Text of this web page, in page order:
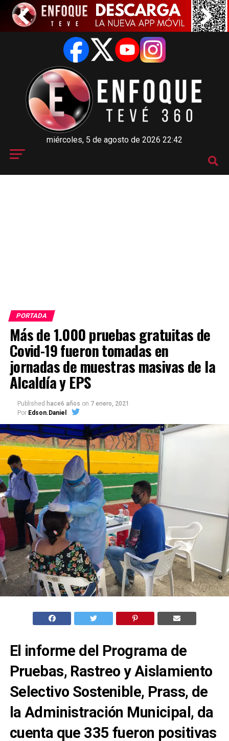
miércoles, 5 de agosto de 2026 22:42
PORTADA
Más de 1.000 pruebas gratuitas de
Covid-19 fueron tomadas en
jornadas de muestras masivas de la
Alcaldía y EPS
Published hace6 años on 7 enero, 2021
Por Edson.Daniel
El informe del Programa de
Pruebas, Rastreo y Aislamiento
Selectivo Sostenible, Prass, de
la Administración Municipal, da
cuenta que 335 fueron positivas